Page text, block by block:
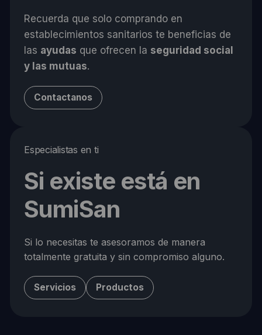
Recuerda que solo comprando en
establecimientos sanitarios te beneficias de
las ayudas que ofrecen la seguridad social
y las mutuas.
Contactanos
Especialistas en ti
Si existe está en
SumiSan
Si lo necesitas te asesoramos de manera
totalmente gratuita y sin compromiso alguno.
Servicios Productos